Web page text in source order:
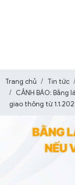
Trang chủ Tin tức
CẢNH BÁO: Bằng
giao thông từ